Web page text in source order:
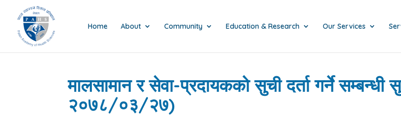
Home About Community Education & Research Our Services
मालसामान र सेवा-प्रदायकको सुची दर्ता गर्ने
२०७८/०३/२७)